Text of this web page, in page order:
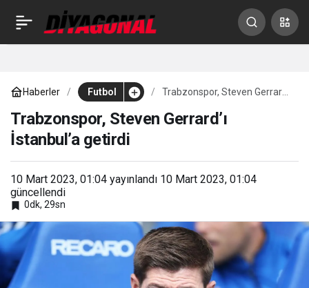
Haberler Futbol
Trabzonspor, Steven Gerrard’ı
Trabzonspor, Steven Gerrard’ı
İstanbul’a getirdi
10 Mart 2023, 01:04 yayınlandı 10 Mart 2023, 01:04
güncellendi
0dk, 29sn
Inter, Okan Buruk’u yakın 0 Paylaş